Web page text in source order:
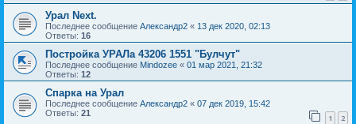
Урал Next.
Последнее сообщение Александр2 « 13 дек 2020, 02:13
Ответы: 16
Постройка УРАЛа 43206 1551 "Булчут"
Последнее сообщение Mindozee « 01 мар 2021, 21:32
Ответы: 12
Спарка на Урал
Последнее сообщение Александр2 « 07 дек 2019, 15:42
Ответы: 21 1 2